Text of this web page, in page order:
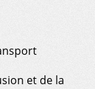
et de la